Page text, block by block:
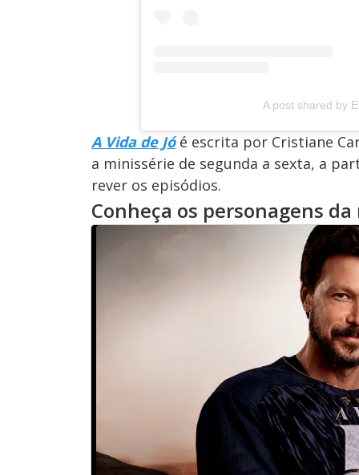
A post shared by
A Vida de Jóé escrita por Cristiane
a minissérie de segunda a sexta, a
rever os episódios.
Conheça os personagens